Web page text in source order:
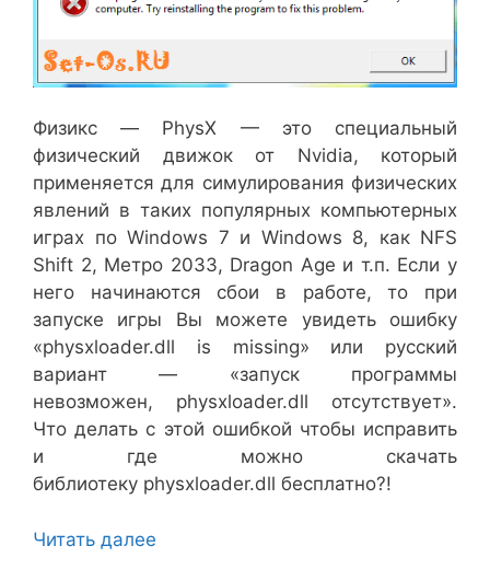
Физикс — PhysX — это специальный
физический движок от Nvidia, который
применяется для симулирования физических
явлений в таких популярных компьютерных
играх по Windows 7 и Windows 8, как NFS
Shift 2, Метро 2033, Dragon Age и т.п. Если у
него начинаются сбои в работе, то при
запуске игры Вы можете увидеть ошибку
«physxloader.dll is missing» или русский
вариант — «запуск программы
невозможен, physxloader.dll отсутствует».
Что делать с этой ошибкой чтобы исправить
и где можно скачать
библиотеку physxloader.dll бесплатно?!
Читать далее